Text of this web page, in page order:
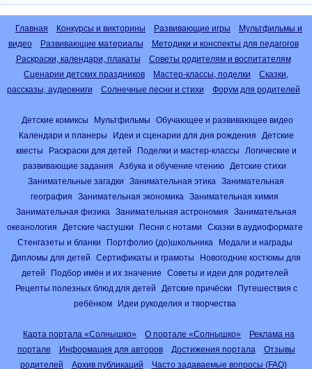
Главная Конкурсы и викторины Развивающие игры
Мультфильмы и
видео
Развивающие материалы
Методики и конспекты для педагогов
Раскраски, календари, плакаты
Советы родителям и воспитателям
Сценарии детских праздников
Мастер-классы, поделки
Сказки,
рассказы, аудиокниги
Солнечные песни и стихи Форум для родителей
Детские комиксы Мультфильмы
Обучающее и развивающее видео
Календари и планеры
Идеи и сценарии для дня рождения
Детские
квесты
Раскраски для детей Поделки и мастер-классы
Логические и
развивающие задания
Азбука и обучение чтению
Детские стихи
Занимательные загадки
Занимательная этика
Занимательная
география
Занимательная экономика
Занимательная химия
Занимательная физика
Занимательная астрономия
Занимательная
океанология
Детские частушки Песни с нотами
Сказки в аудиоформате
Стенгазеты и бланки
Портфолио (до)школьника
Медали и награды
Дипломы для детей
Сертификаты и грамоты
Новогодние костюмы для
детей
Подбор имён и их значение
Советы и идеи для родителей
Рецепты полезных блюд для детей
Детские причёски
Путешествия с
ребёнком
Идеи рукоделия и творчества
Карта портала «Солнышко» О портале «Солнышко»
Реклама на
портале
Информация для авторов Достижения портала
Отзывы
родителей
Архив публикаций Часто задаваемые вопросы (FAQ)